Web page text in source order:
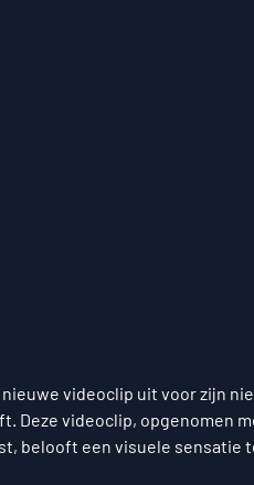
videoclip uit voor zijn
Deze videoclip, opgenomen
belooft een visuele sensatie